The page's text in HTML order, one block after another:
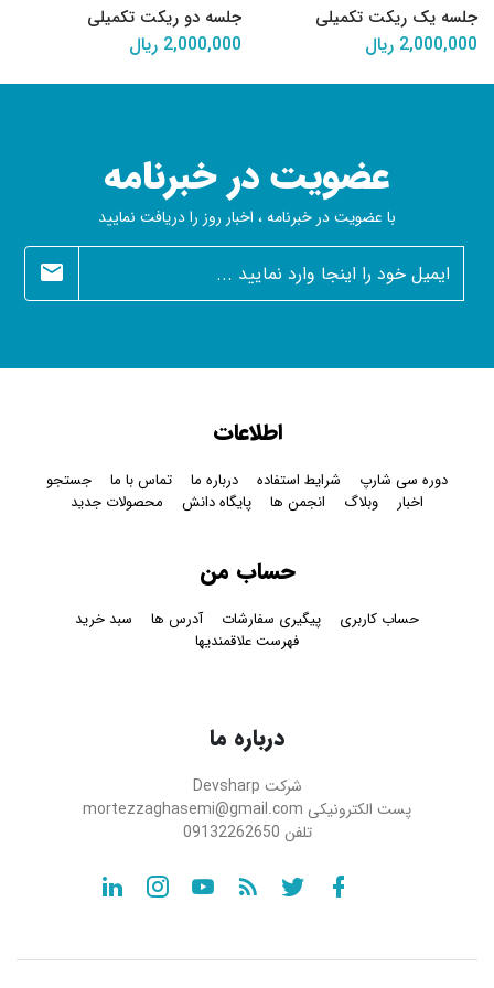
جلسه یک ریکت تکمیلی
2,000,000 ریال
جلسه دو ریکت تکمیلی
2,000,000 ریال
عضویت در خبرنامه
با عضویت در خبرنامه ، اخبار روز را دریافت نمایید
newsletter
اطلاعات
دوره سی شارپ شرایط استفاده درباره ما تماس با ما
جستجو
اخبار
وبلاگ انجمن ها پایگاه دانش محصولات جدید
حساب من
حساب کاربری پیگیری سفارشات آدرس ها
سبد خرید
فهرست علاقمندیها
درباره ما
شرکت Devsharp
پست الکترونیکی mortezzaghasemi@gmail.com
تلفن 09132262650